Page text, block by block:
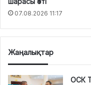
07.08.2026 11:17
Жаңалықтар
ОСК